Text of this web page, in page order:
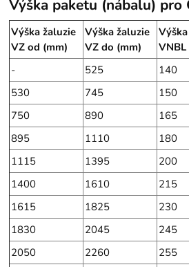
Výška paketu (nábalu) pro
Výška žaluzie
VZ od (mm)
Výška žaluzie
VZ do (mm)
VNBL
-
525 140
530
745 150
750
890 165
895
1110 180
1115
1395 200
1400
1610 215
1615
1825 230
1830
2045 245
2050
2260 255